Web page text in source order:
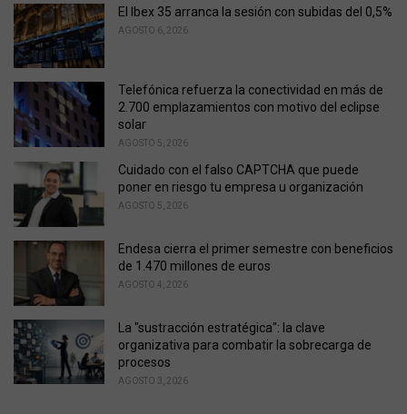
i
e
s
El Ibex 35 arranca la sesión con subidas del 0,5%
AGOSTO 6, 2026
Telefónica refuerza la conectividad en más de
2.700 emplazamientos con motivo del eclipse
solar
AGOSTO 5, 2026
Cuidado con el falso CAPTCHA que puede
poner en riesgo tu empresa u organización
AGOSTO 5, 2026
Endesa cierra el primer semestre con beneficios
de 1.470 millones de euros
AGOSTO 4, 2026
La "sustracción estratégica": la clave
organizativa para combatir la sobrecarga de
procesos
AGOSTO 3, 2026